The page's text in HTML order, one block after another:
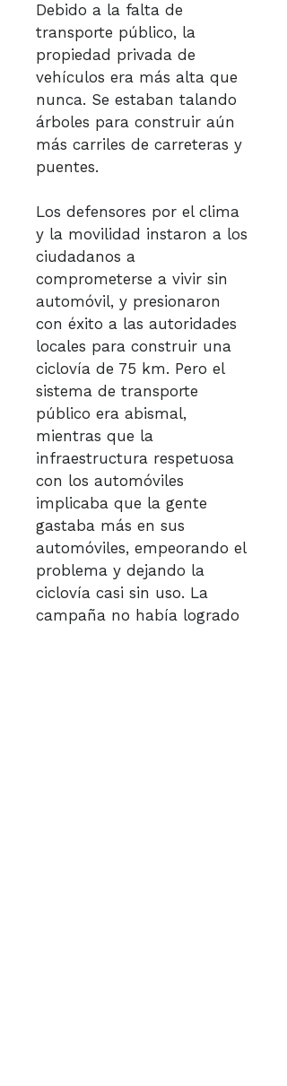
Debido a la falta de
transporte público, la
propiedad privada de
vehículos era más alta que
nunca. Se estaban talando
árboles para construir aún
más carriles de carreteras y
puentes.
Los defensores por el clima
y la movilidad instaron a los
ciudadanos a
comprometerse a vivir sin
automóvil, y presionaron
con éxito a las autoridades
locales para construir una
ciclovía de 75 km. Pero el
sistema de transporte
público era abismal,
mientras que la
infraestructura respetuosa
con los automóviles
implicaba que la gente
gastaba más en sus
automóviles, empeorando el
problema y dejando la
ciclovía casi sin uso. La
campaña no había logrado